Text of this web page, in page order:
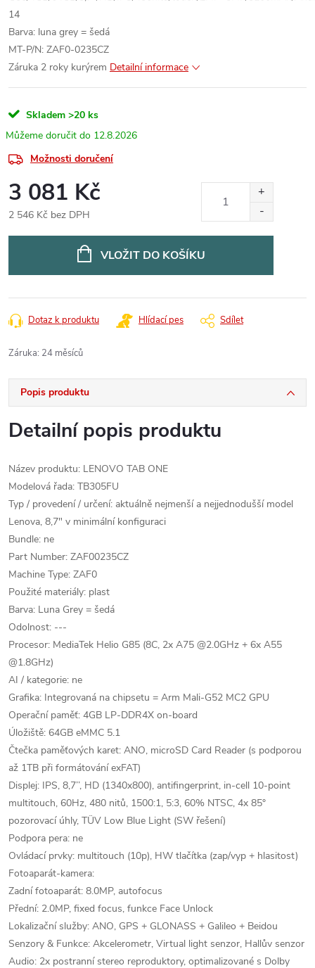
14
Barva: luna grey = šedá
MT-P/N: ZAF0-0235CZ
Záruka 2 roky kurýrem Detailní informace
Skladem >20 ks
12.8.2026
Možnosti doručení
3 081 Kč
2 546 Kč bez DPH
VLOŽIT DO KOŠÍKU
Dotaz k produktu Hlídací pes Sdílet
Záruka: 24 měsíců
Popis produktu
Detailní popis produktu
Název produktu: LENOVO TAB ONE
Modelová řada: TB305FU
Typ / provedení / určení: aktuálně nejmenší a nejjednodušší model
Lenova, 8,7" v minimální konfiguraci
Bundle: ne
Part Number: ZAF00235CZ
Machine Type: ZAF0
Použité materiály: plast
Barva: Luna Grey = šedá
Odolnost: ---
Procesor: MediaTek Helio G85 (8C, 2x A75 @2.0GHz + 6x A55
@1.8GHz)
AI / kategorie: ne
Grafika: Integrovaná na chipsetu = Arm Mali-G52 MC2 GPU
Operační paměť: 4GB LP-DDR4X on-board
Úložiště: 64GB eMMC 5.1
Čtečka paměťových karet: ANO, microSD Card Reader (s podporou
až 1TB při formátování exFAT)
Displej: IPS, 8,7’’, HD (1340x800), antifingerprint, in-cell 10-point
multitouch, 60Hz, 480 nitů, 1500:1, 5:3, 60% NTSC, 4x 85°
pozorovací úhly, TÜV Low Blue Light (SW řešení)
Podpora pera: ne
Ovládací prvky: multitouch (10p), HW tlačítka (zap/vyp + hlasitost)
Fotoaparát-kamera:
Zadní fotoaparát: 8.0MP, autofocus
Přední: 2.0MP, fixed focus, funkce Face Unlock
Lokalizační služby: ANO, GPS + GLONASS + Galileo + Beidou
Senzory & Funkce: Akcelerometr, Virtual light senzor, Hallův senzor
Audio: 2x postranní stereo reproduktory, optimalizované s Dolby